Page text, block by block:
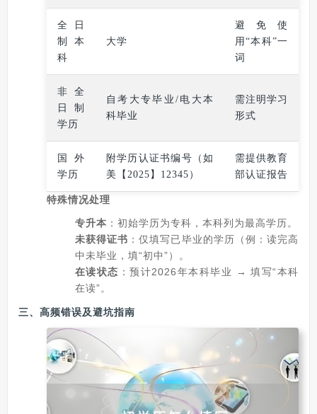
全日
制本
科
大学
避免使
用“本科”一
词
非全
日制
学历
自考大专毕业/电大本
科毕业
需注明学习
形式
国外
学历
附学历认证书编号（如
美【2025】12345）
需提供教育
部认证报告
特殊情况处理
专升本 ：初始学历为专科，本科列为最高学历。
未获得证书 ：仅填写已毕业的学历（例：读完高
中未毕业，填“初中”）。
在读状态 ：预计2026年本科毕业 → 填写“本科
在读”。
三、高频错误及避坑指南